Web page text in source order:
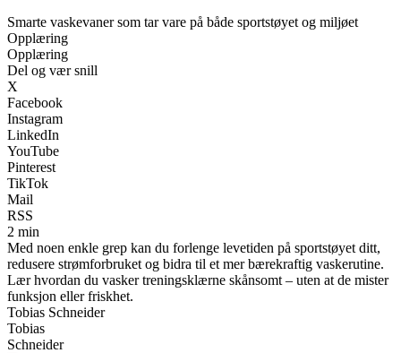
Smarte vaskevaner som tar vare på både sportstøyet og miljøet
Opplæring
Opplæring
Del og vær snill
X
Facebook
Instagram
LinkedIn
YouTube
Pinterest
TikTok
Mail
RSS
2 min
Med noen enkle grep kan du forlenge levetiden på sportstøyet ditt,
redusere strømforbruket og bidra til et mer bærekraftig vaskerutine.
Lær hvordan du vasker treningsklærne skånsomt – uten at de mister
funksjon eller friskhet.
Tobias Schneider
Tobias
Schneider